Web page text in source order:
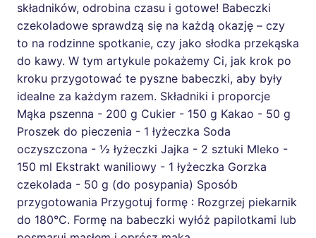
składników, odrobina czasu i gotowe! Babeczki
czekoladowe sprawdzą się na każdą okazję – czy
to na rodzinne spotkanie, czy jako słodka przekąska
do kawy. W tym artykule pokażemy Ci, jak krok po
kroku przygotować te pyszne babeczki, aby były
idealne za każdym razem. Składniki i proporcje
Mąka pszenna - 200 g Cukier - 150 g Kakao - 50 g
Proszek do pieczenia - 1 łyżeczka Soda
oczyszczona - ½ łyżeczki Jajka - 2 sztuki Mleko -
150 ml Ekstrakt waniliowy - 1 łyżeczka Gorzka
czekolada - 50 g (do posypania) Sposób
przygotowania Przygotuj formę : Rozgrzej piekarnik
do 180°C. Formę na babeczki wyłóż papilotkami lub